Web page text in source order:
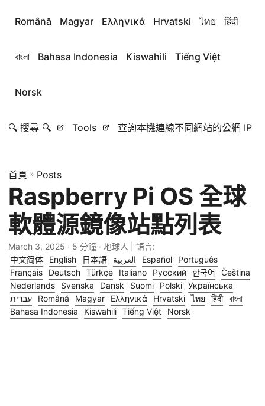
Română Magyar Ελληνικά Hrvatski ไทย हिंदी
বাংলা Bahasa Indonesia Kiswahili Tiếng Việt
Norsk
🔍 搜尋 🔍 Tools 查詢本機連線不同網站的公網 IP
首頁 » Posts
Raspberry Pi OS 全球
軟體源鏡像站點列表
March 3, 2025 · 5 分鐘 · 地球人 | 語言:
中文简体
English 日本語 العربية Español
Português
Français
Deutsch Türkçe Italiano Русский 한국어
Čeština
Nederlands
Svenska Dansk Suomi Polski Українська
עברית
Română Magyar Ελληνικά Hrvatski ไทย हिंदी বাংলা
Bahasa Indonesia
Kiswahili Tiếng Việt Norsk